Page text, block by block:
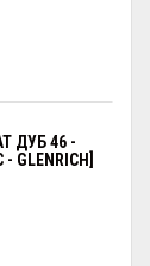
ДУБ 46 -